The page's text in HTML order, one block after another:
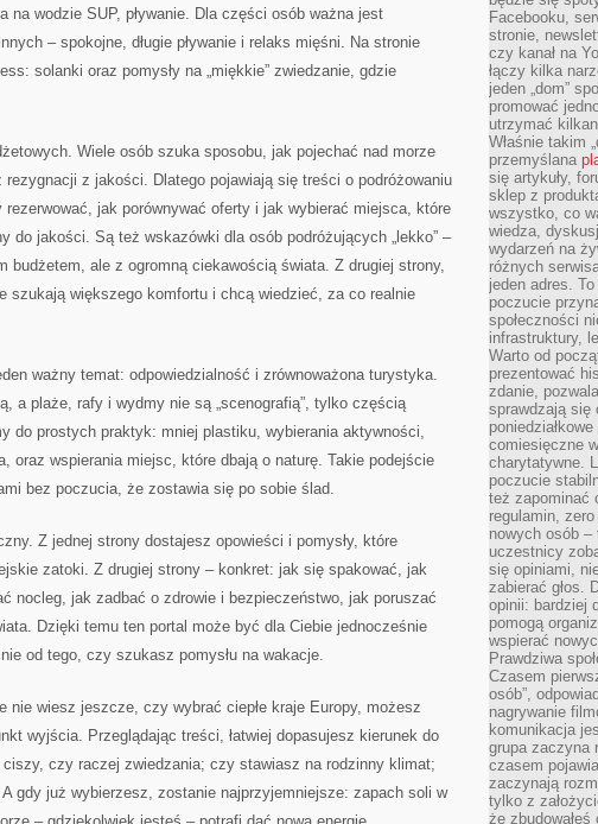
na wodzie SUP, pływanie. Dla części osób ważna jest
– spokojne, długie pływanie i relaks mięśni. Na stronie
solanki oraz pomysły na „miękkie” zwiedzanie, gdzie
Wiele osób szuka sposobu, jak pojechać nad morze
rezygnacji z jakości. Dlatego pojawiają się treści o podróżowaniu
jak porównywać oferty i jak wybierać miejsca, które
do jakości. Są też wskazówki dla osób podróżujących „lekko” –
budżetem, ale z ogromną ciekawością świata. Z drugiej strony,
szukają większego komfortu i chcą wiedzieć, za co realnie
ważny temat: odpowiedzialność i zrównoważona turystyka.
a plaże, rafy i wydmy nie są „scenografią”, tylko częścią
do prostych praktyk: mniej plastiku, wybierania aktywności,
oraz wspierania miejsc, które dbają o naturę. Takie podejście
bez poczucia, że zostawia się po sobie ślad.
Z jednej strony dostajesz opowieści i pomysły, które
zatoki. Z drugiej strony – konkret: jak się spakować, jak
nocleg, jak zadbać o zdrowie i bezpieczeństwo, jak poruszać
Dzięki temu ten portal może być dla Ciebie jednocześnie
od tego, czy szukasz pomysłu na wakacje.
nie wiesz jeszcze, czy wybrać ciepłe kraje Europy, możesz
wyjścia. Przeglądając treści, łatwiej dopasujesz kierunek do
czy raczej zwiedzania; czy stawiasz na rodzinny klimat;
gdy już wybierzesz, zostanie najprzyjemniejsze: zapach soli w
Facebooku,
stronie,
czy kanał na
łączy kilka
jeden „dom”
promować
utrzymać
Właśnie takim
przemyślana
się artykuły,
sklep z
wszystko, co
wiedza,
wydarzeń na
różnych
jeden adres.
poczucie
społeczności
infrastruktury,
Warto od
prezentować
zdanie,
sprawdzają się
comiesięczne
charytatywne.
poczucie
też zapominać
regulamin,
nowych osób
uczestnicy
się opiniami,
zabierać głos.
opinii: bardziej
pomogą
wspierać
Prawdziwa
Czasem
osób”,
nagrywanie
komunikacja
grupa zaczyna
czasem
zaczynają
tylko z
że